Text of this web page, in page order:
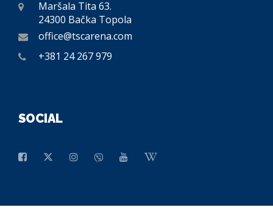
Maršala Tita 63.
24300 Bačka Topola
office@tscarena.com
+381 24 267 979
SOCIAL